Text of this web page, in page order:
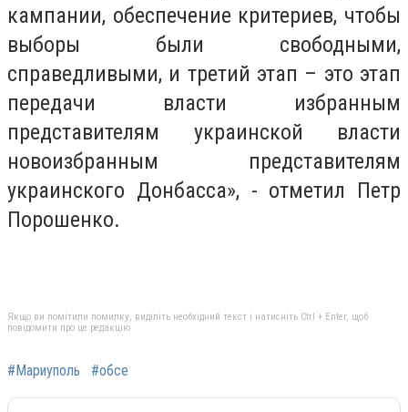
кампании, обеспечение критериев, чтобы
выборы были свободными,
справедливыми, и третий этап – это этап
передачи власти избранным
представителям украинской власти
новоизбранным представителям
украинского Донбасса», - отметил Петр
Порошенко.
Якщо ви помітили помилку, виділіть необхідний текст і натисніть Ctrl + Enter, щоб
повідомити про це редакцію
#Мариуполь #обсе